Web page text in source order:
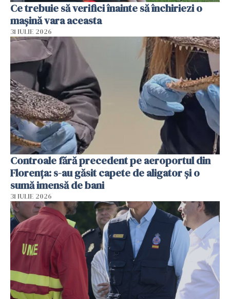
Ce trebuie să verifici înainte să închiriezi o
mașină vara aceasta
31 IULIE 2026
Controale fără precedent pe aeroportul din
Florența: s-au găsit capete de aligator și o
sumă imensă de bani
31 IULIE 2026